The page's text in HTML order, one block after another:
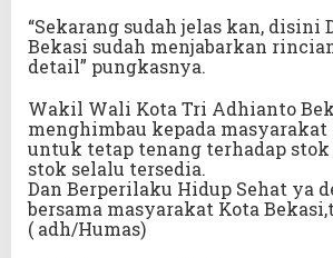
“Sekarang sudah jelas kan, disini
Bekasi sudah menjabarkan
detail” pungkasnya.
Wakil Wali Kota Tri Adhianto
menghimbau kepada masyarakat
untuk tetap tenang terhadap stok
stok selalu tersedia.
Dan Berperilaku Hidup Sehat ya
bersama masyarakat Kota
( adh/Humas)